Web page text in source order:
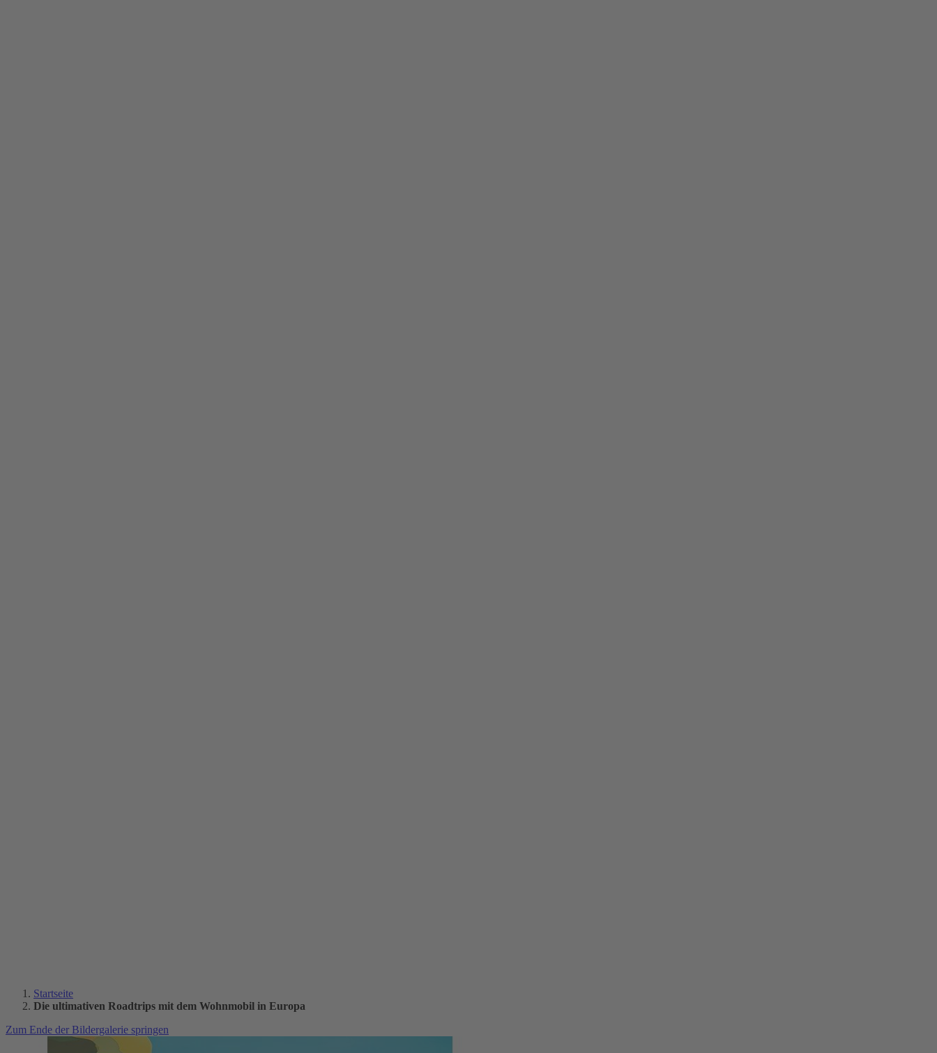
Startseite
Die ultimativen Roadtrips mit dem Wohnmobil in Europa
Zum Ende der Bildergalerie springen